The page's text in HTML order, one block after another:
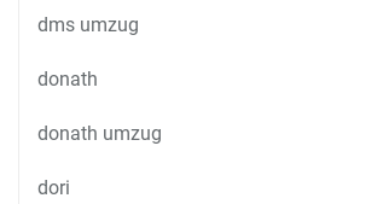
dms umzug
donath
donath umzug
dori